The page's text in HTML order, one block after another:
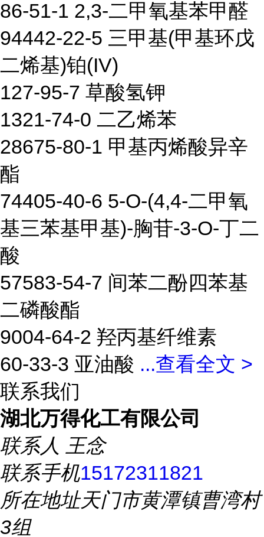
86-51-1 2,3-二甲氧基苯甲醛
94442-22-5 三甲基(甲基环戊
二烯基)铂(IV)
127-95-7 草酸氢钾
1321-74-0 二乙烯苯
28675-80-1 甲基丙烯酸异辛
酯
74405-40-6 5-O-(4,4-二甲氧
基三苯基甲基)-胸苷-3-O-丁二
酸
57583-54-7 间苯二酚四苯基
二磷酸酯
9004-64-2 羟丙基纤维素
60-33-3 亚油酸 ...查看全文 >
联系我们
湖北万得化工有限公司
联系人 王念
联系手机15172311821
所在地址天门市黄潭镇曹湾村
3组